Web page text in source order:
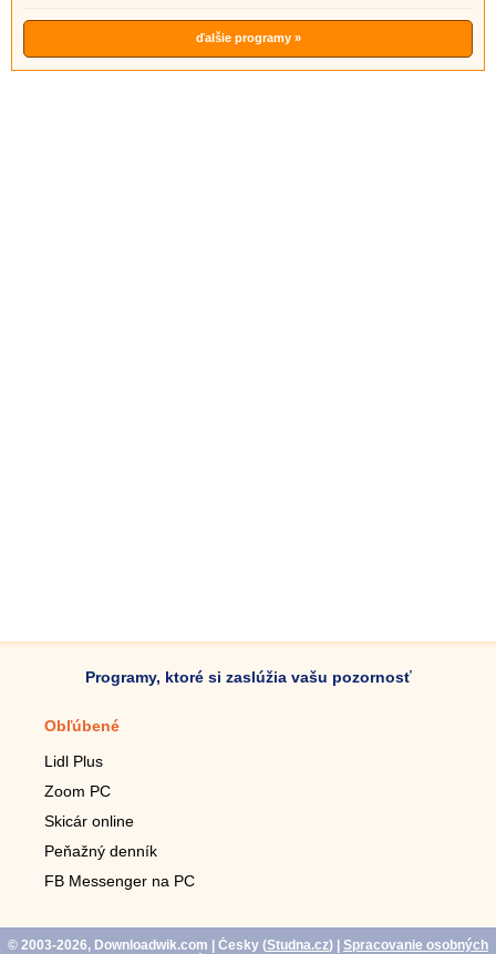
ďalšie programy »
Programy, ktoré si zaslúžia vašu pozornosť
Obľúbené
Lidl Plus
Zoom PC
Skicár online
Peňažný denník
FB Messenger na PC
© 2003-2026, Downloadwik.com | Česky (Studna.cz)
Spracovanie osobných